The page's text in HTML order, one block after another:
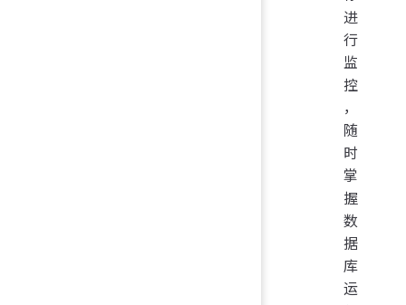
进
行
监
控
，
随
时
掌
握
数
据
库
运